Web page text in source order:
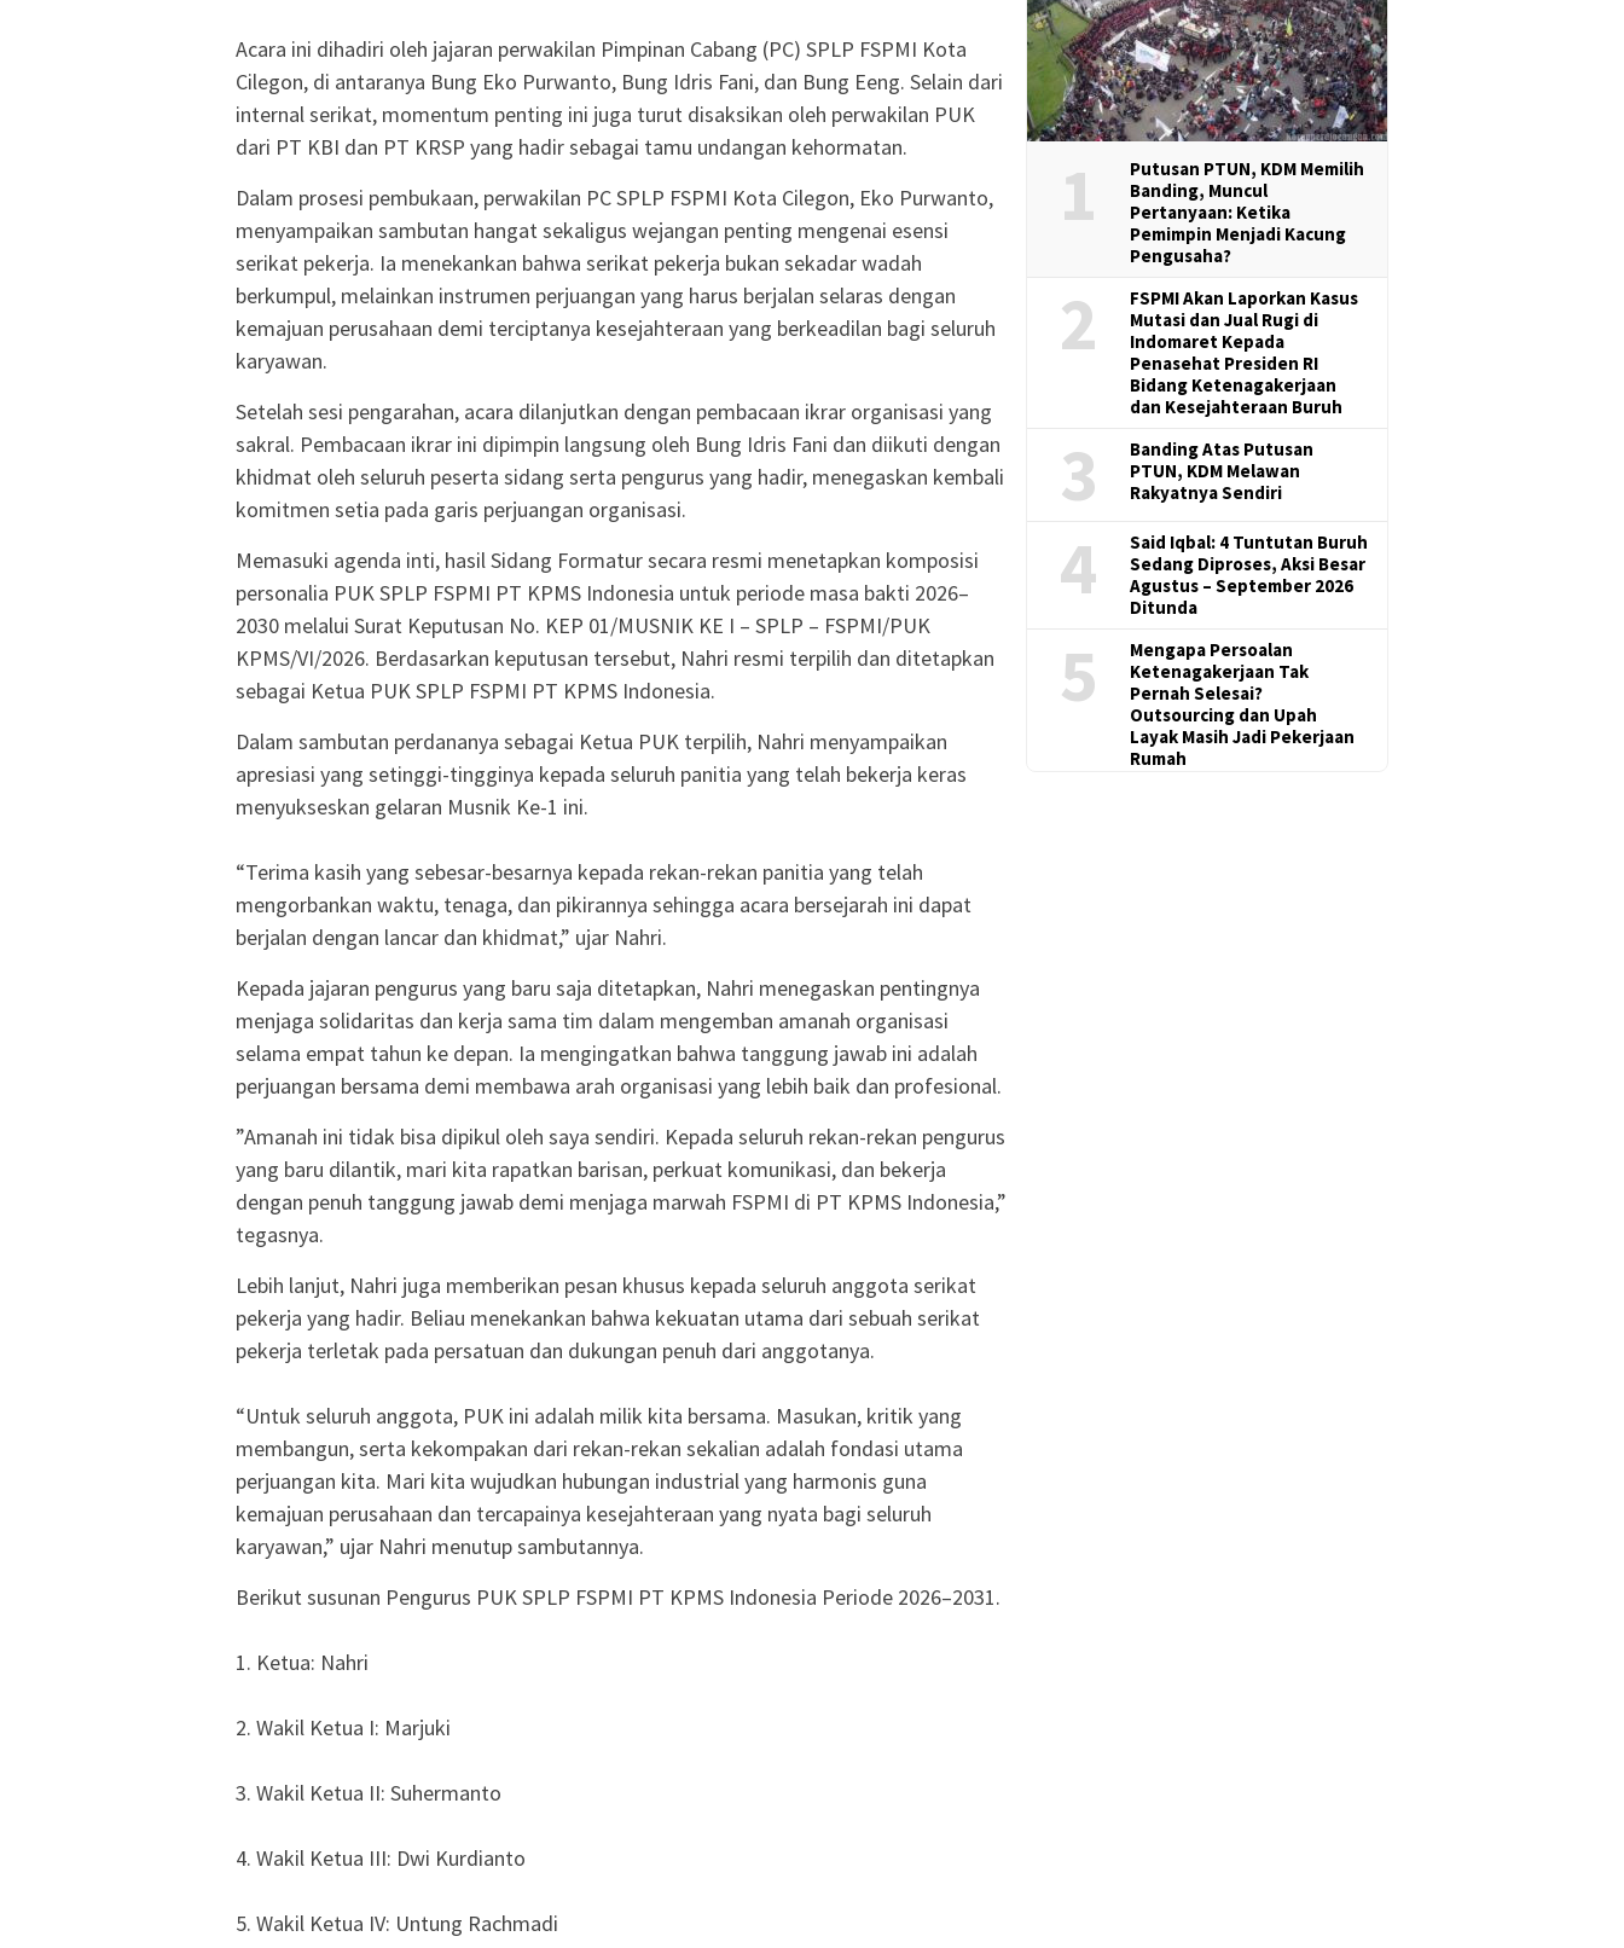
Acara ini dihadiri oleh jajaran perwakilan Pimpinan Cabang (PC) SPLP FSPMI Kota
Cilegon, di antaranya Bung Eko Purwanto, Bung Idris Fani, dan Bung Eeng. Selain dari
internal serikat, momentum penting ini juga turut disaksikan oleh perwakilan PUK
dari PT KBI dan PT KRSP yang hadir sebagai tamu undangan kehormatan.
​Dalam prosesi pembukaan, perwakilan PC SPLP FSPMI Kota Cilegon, Eko Purwanto,
menyampaikan sambutan hangat sekaligus wejangan penting mengenai esensi
serikat pekerja. Ia menekankan bahwa serikat pekerja bukan sekadar wadah
berkumpul, melainkan instrumen perjuangan yang harus berjalan selaras dengan
kemajuan perusahaan demi terciptanya kesejahteraan yang berkeadilan bagi seluruh
karyawan.
​Setelah sesi pengarahan, acara dilanjutkan dengan pembacaan ikrar organisasi yang
sakral. Pembacaan ikrar ini dipimpin langsung oleh Bung Idris Fani dan diikuti dengan
khidmat oleh seluruh peserta sidang serta pengurus yang hadir, menegaskan kembali
komitmen setia pada garis perjuangan organisasi.
​Memasuki agenda inti, hasil Sidang Formatur secara resmi menetapkan komposisi
personalia PUK SPLP FSPMI PT KPMS Indonesia untuk periode masa bakti 2026–
2030 melalui Surat Keputusan No. KEP 01/MUSNIK KE I – SPLP – FSPMI/PUK
KPMS/VI/2026. Berdasarkan keputusan tersebut, Nahri resmi terpilih dan ditetapkan
sebagai Ketua PUK SPLP FSPMI PT KPMS Indonesia.
​Dalam sambutan perdananya sebagai Ketua PUK terpilih, Nahri menyampaikan
apresiasi yang setinggi-tingginya kepada seluruh panitia yang telah bekerja keras
menyukseskan gelaran Musnik Ke-1 ini.
“Terima kasih yang sebesar-besarnya kepada rekan-rekan panitia yang telah
mengorbankan waktu, tenaga, dan pikirannya sehingga acara bersejarah ini dapat
berjalan dengan lancar dan khidmat,” ujar Nahri.
​Kepada jajaran pengurus yang baru saja ditetapkan, Nahri menegaskan pentingnya
menjaga solidaritas dan kerja sama tim dalam mengemban amanah organisasi
selama empat tahun ke depan. Ia mengingatkan bahwa tanggung jawab ini adalah
perjuangan bersama demi membawa arah organisasi yang lebih baik dan profesional.
​”Amanah ini tidak bisa dipikul oleh saya sendiri. Kepada seluruh rekan-rekan pengurus
yang baru dilantik, mari kita rapatkan barisan, perkuat komunikasi, dan bekerja
dengan penuh tanggung jawab demi menjaga marwah FSPMI di PT KPMS Indonesia,”
tegasnya.
​Lebih lanjut, Nahri juga memberikan pesan khusus kepada seluruh anggota serikat
pekerja yang hadir. Beliau menekankan bahwa kekuatan utama dari sebuah serikat
pekerja terletak pada persatuan dan dukungan penuh dari anggotanya.
“Untuk seluruh anggota, PUK ini adalah milik kita bersama. Masukan, kritik yang
membangun, serta kekompakan dari rekan-rekan sekalian adalah fondasi utama
perjuangan kita. Mari kita wujudkan hubungan industrial yang harmonis guna
kemajuan perusahaan dan tercapainya kesejahteraan yang nyata bagi seluruh
karyawan,” ujar Nahri menutup sambutannya.
​Berikut susunan Pengurus PUK SPLP FSPMI PT KPMS Indonesia Periode 2026–2031.
1. Ketua: Nahri
2. Wakil Ketua I: Marjuki
3. Wakil Ketua II: Suhermanto
4. Wakil Ketua III: Dwi Kurdianto
5. Wakil Ketua IV: Untung Rachmadi
1
Putusan PTUN, KDM Memilih
Banding, Muncul
Pertanyaan: Ketika
Pemimpin Menjadi Kacung
Pengusaha?
2
FSPMI Akan Laporkan Kasus
Mutasi dan Jual Rugi di
Indomaret Kepada
Penasehat Presiden RI
Bidang Ketenagakerjaan
dan Kesejahteraan Buruh
3
Banding Atas Putusan
PTUN, KDM Melawan
Rakyatnya Sendiri
4
Said Iqbal: 4 Tuntutan Buruh
Sedang Diproses, Aksi Besar
Agustus – September 2026
Ditunda
5
Mengapa Persoalan
Ketenagakerjaan Tak
Pernah Selesai?
Outsourcing dan Upah
Layak Masih Jadi Pekerjaan
Rumah